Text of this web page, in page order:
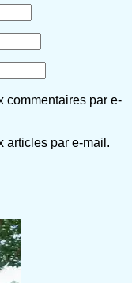
commentaires par e-
articles par e-mail.